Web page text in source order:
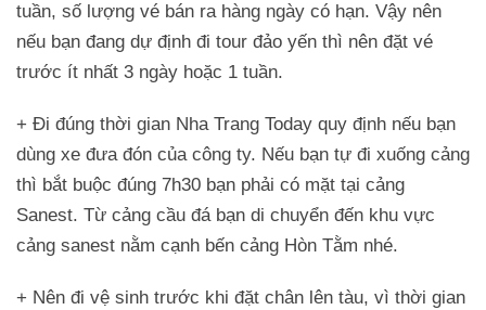
tuần, số lượng vé bán ra hàng ngày có hạn. Vậy nên
nếu bạn đang dự định đi tour đảo yến thì nên đặt vé
trước ít nhất 3 ngày hoặc 1 tuần.
+ Đi đúng thời gian Nha Trang Today quy định nếu bạn
dùng xe đưa đón của công ty. Nếu bạn tự đi xuống cảng
thì bắt buộc đúng 7h30 bạn phải có mặt tại cảng
Sanest. Từ cảng cầu đá bạn di chuyển đến khu vực
cảng sanest nằm cạnh bến cảng Hòn Tằm nhé.
+ Nên đi vệ sinh trước khi đặt chân lên tàu, vì thời gian